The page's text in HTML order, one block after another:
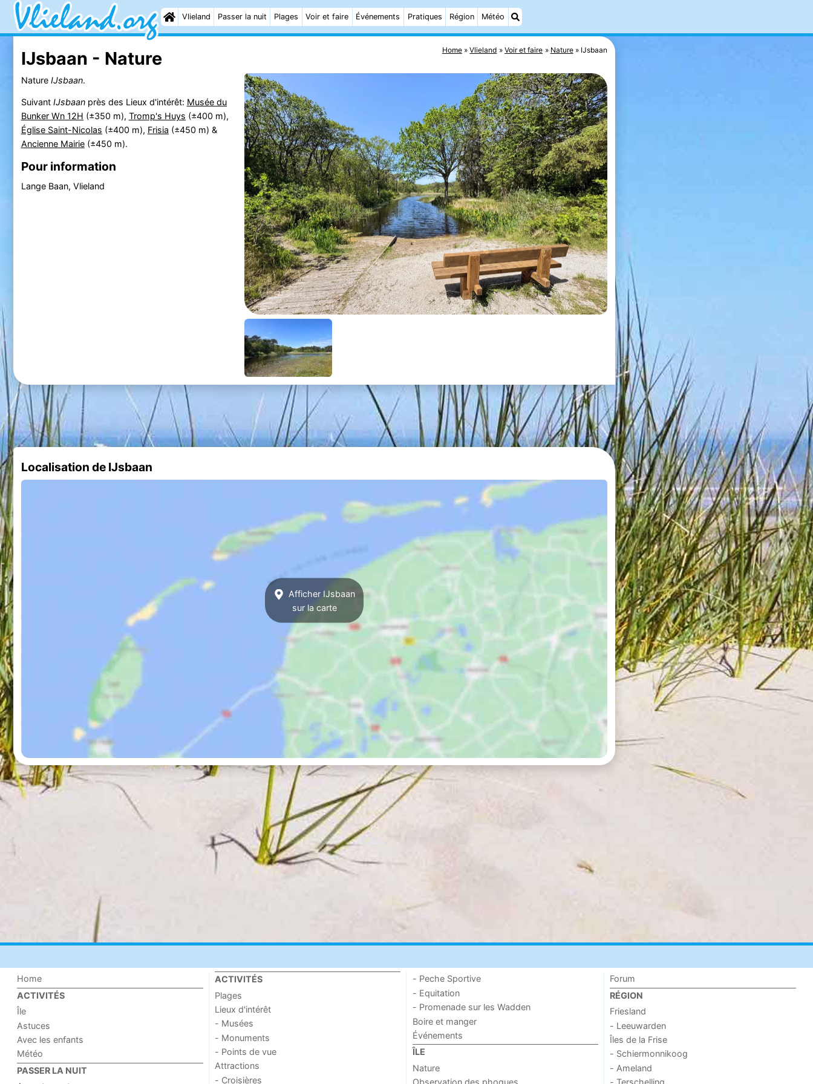
Vlieland Passer la nuit Plages Voir et faire Événements Pratiques Région Météo
Home Vlieland Voir et faire Nature IJsbaan
IJsbaan - Nature
Nature IJsbaan.
Suivant IJsbaanprès des Lieux d'intérêt: Musée du
Bunker Wn 12H (±350 m), Tromp's Huys (±400 m),
Église Saint-Nicolas (±400 m), Frisia (±450 m) &
Ancienne Mairie(±450 m).
Pour information
Lange Baan, Vlieland
Localisation de IJsbaan
Afficher IJsbaan
sur la carte
Home
ACTIVITÉS
Île
Astuces
Avec les enfants
Météo
PASSER LA NUIT
ACTIVITÉS
Plages
Lieux d'intérêt
- Musées
- Monuments
- Points de vue
Attractions
- Croisières
- Peche Sportive
- Equitation
- Promenade sur les Wadden
Boire et manger
Événements
ÎLE
Nature
Observation des phoques
Forum
RÉGION
Friesland
- Leeuwarden
Îles de la Frise
- Schiermonnikoog
- Ameland
- Terschelling